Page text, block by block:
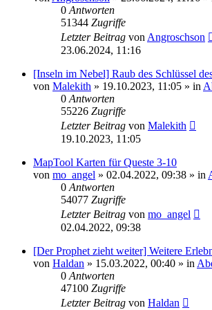
0 Antworten
51344 Zugriffe
Letzter Beitrag von Angroschson
23.06.2024, 11:16
[Inseln im Nebel] Raub des Schlüssel
von Malekith » 19.10.2023, 11:05 » in
0 Antworten
55226 Zugriffe
Letzter Beitrag von Malekith
19.10.2023, 11:05
MapTool Karten für Queste 3-10
von mo_angel » 02.04.2022, 09:38 » in
0 Antworten
54077 Zugriffe
Letzter Beitrag von mo_angel
02.04.2022, 09:38
[Der Prophet zieht weiter] Weitere
von Haldan » 15.03.2022, 00:40 » in
0 Antworten
47100 Zugriffe
Letzter Beitrag von Haldan